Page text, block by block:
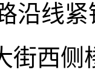
沿线
街西